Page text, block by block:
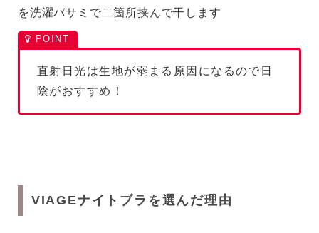
を洗濯バサミで二箇所挟んで干します
直射日光は生地が弱まる原因になるので日
陰がおすすめ！
VIAGEナイトブラを選んだ理由